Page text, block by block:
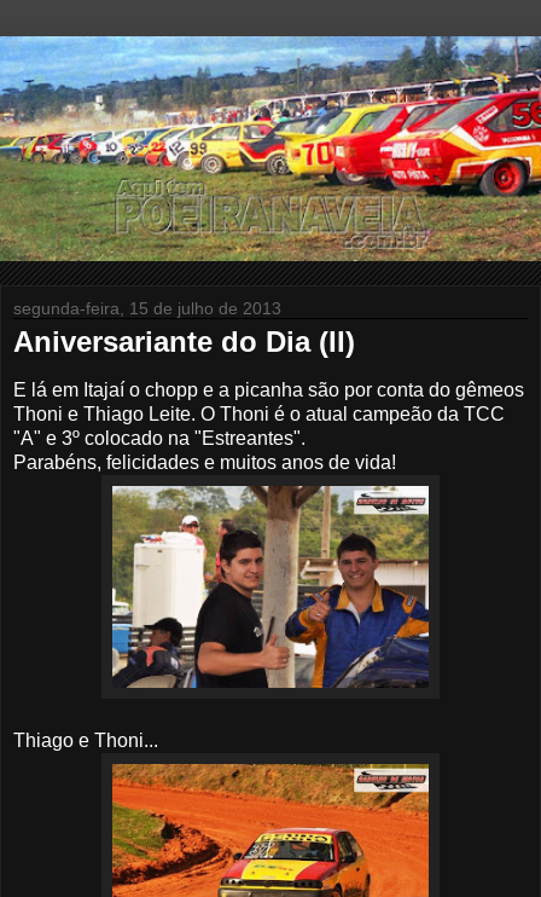
segunda-feira, 15 de julho de 2013
Aniversariante do Dia (II)
E lá em Itajaí o chopp e a picanha são por conta do gêmeos
Thoni e Thiago Leite. O Thoni é o atual campeão da TCC
"A" e 3º colocado na "Estreantes".
Parabéns, felicidades e muitos anos de vida!
Thiago e Thoni...